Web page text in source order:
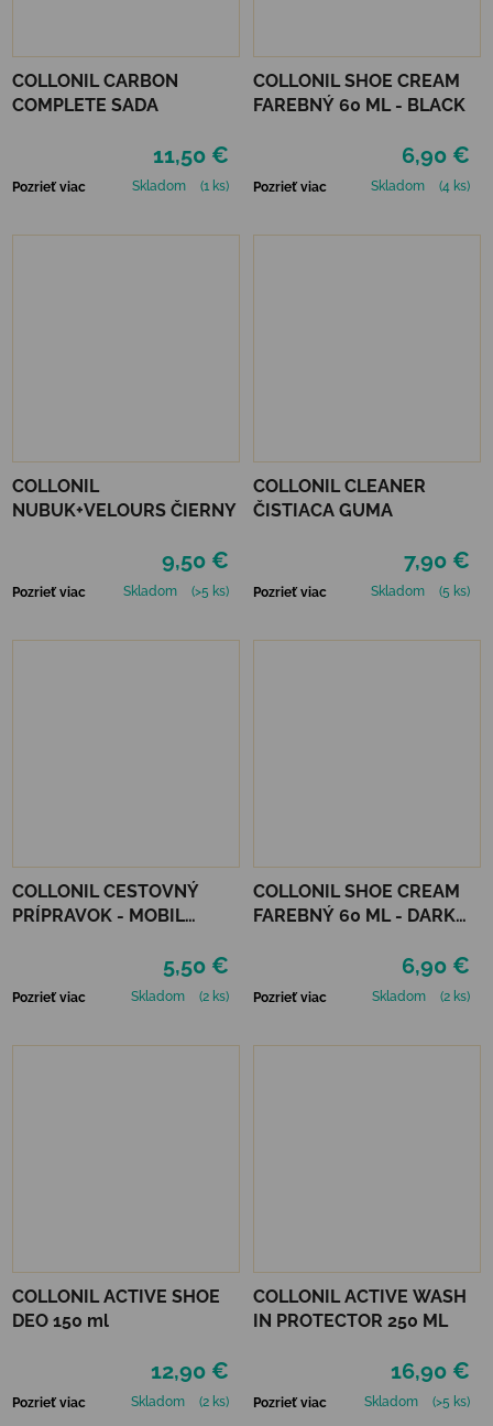
COLLONIL CARBON
COMPLETE SADA
11,50 €
Pozrieť viac Skladom (1 ks)
COLLONIL SHOE CREAM
FAREBNÝ 60 ML - BLACK
6,90 €
Pozrieť viac Skladom (4 ks)
COLLONIL
NUBUK+VELOURS ČIERNY
9,50 €
Pozrieť viac Skladom (>5 ks)
COLLONIL CLEANER
ČISTIACA GUMA
7,90 €
Pozrieť viac Skladom (5 ks)
COLLONIL CESTOVNÝ
PRÍPRAVOK - MOBIL
5,50 €
Pozrieť viac Skladom (2 ks)
COLLONIL SHOE CREAM
FAREBNÝ 60 ML - DARK
6,90 €
Pozrieť viac Skladom (2 ks)
COLLONIL ACTIVE SHOE
DEO 150 ml
12,90 €
Pozrieť viac Skladom (2 ks)
COLLONIL ACTIVE WASH
IN PROTECTOR 250 ML
16,90 €
Pozrieť viac Skladom (>5 ks)